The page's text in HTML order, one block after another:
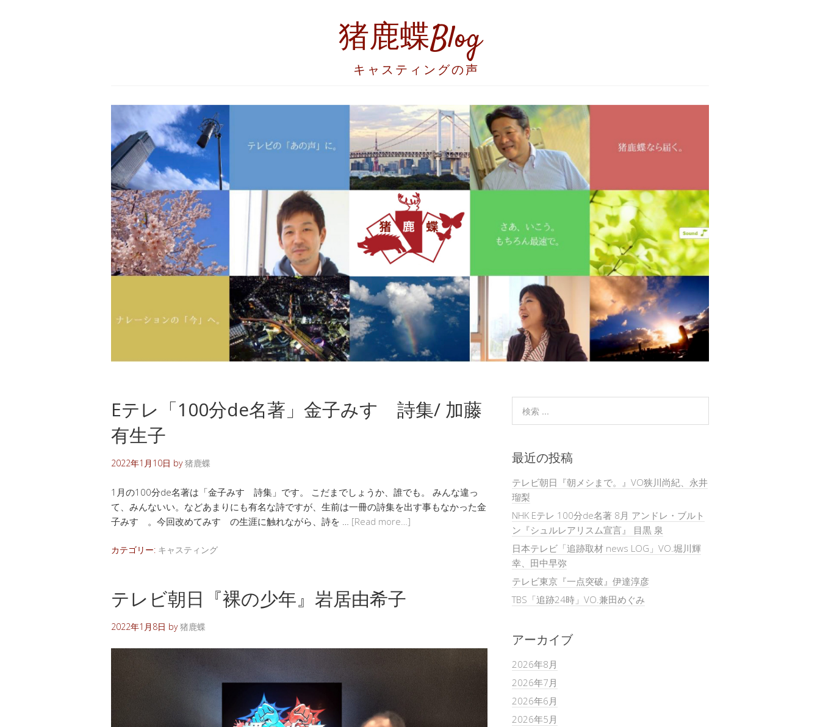
猪鹿蝶Blog
キャスティングの声
Eテレ「100分de名著」金子みすゞ詩集/ 加藤
有生子
2022年1月10日 by猪鹿蝶
1月の100分de名著は「金子みすゞ詩集」です。 こだまでしょうか、誰でも。 みんな違っ
て、みんないい。などあまりにも有名な詩ですが、生前は一冊の詩集を出す事もなかった金
子みすゞ。今回改めてみすゞの生涯に触れながら、詩を … [Read more…]
カテゴリー: キャスティング
テレビ朝日『裸の少年』岩居由希子
2022年1月8日 by猪鹿蝶
最近の投稿
テレビ朝日『朝メシまで。』VO狭川尚紀、永井
瑠梨
NHK Eテレ 100分de名著 8月 アンドレ・ブルト
ン『シュルレアリスム宣言』 目黒 泉
日本テレビ「追跡取材 news LOG」VO.堀川輝
幸、田中早弥
テレビ東京『一点突破』伊達淳彦
TBS「追跡24時」VO.兼田めぐみ
アーカイブ
2026年8月
2026年7月
2026年6月
2026年5月